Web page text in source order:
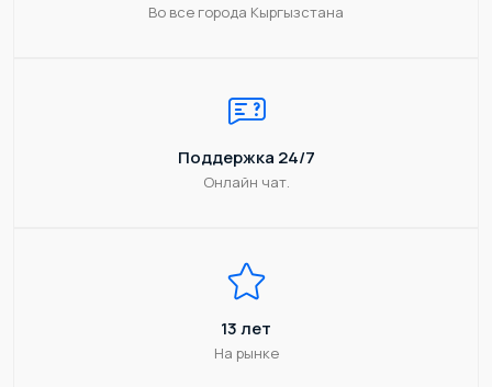
Во все города Кыргызстана
Поддержка 24/7
Онлайн чат.
13 лет
На рынке